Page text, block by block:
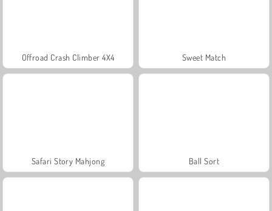
Offroad Crash Climber 4X4 Sweet Match
Safari Story Mahjong Ball Sort